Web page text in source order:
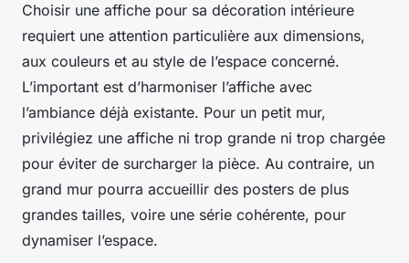
Choisir une affiche pour sa décoration intérieure
requiert une attention particulière aux dimensions,
aux couleurs et au style de l’espace concerné.
L’important est d’harmoniser l’affiche avec
l’ambiance déjà existante. Pour un petit mur,
privilégiez une affiche ni trop grande ni trop chargée
pour éviter de surcharger la pièce. Au contraire, un
grand mur pourra accueillir des posters de plus
grandes tailles, voire une série cohérente, pour
dynamiser l’espace.